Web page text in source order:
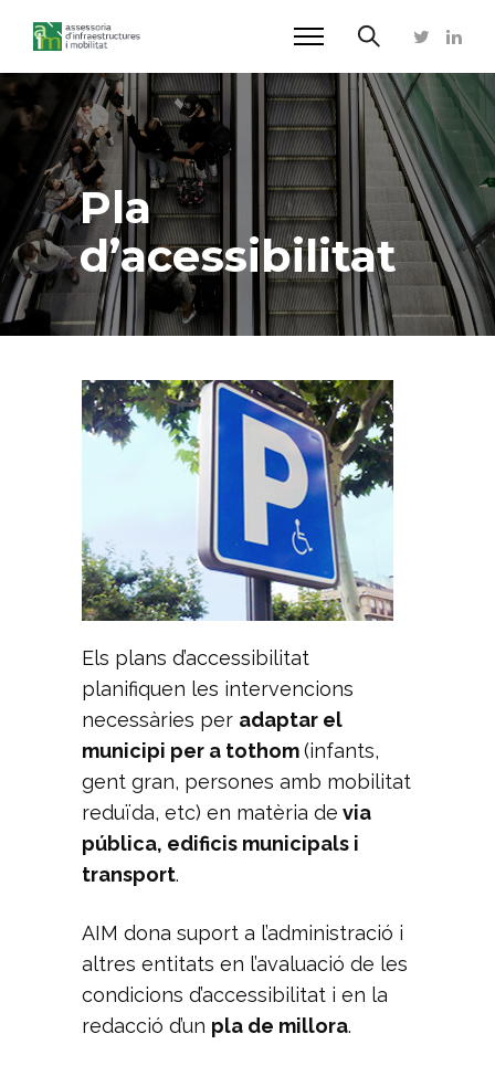
Pla
d’acessibilitat
Els plans d’accessibilitat
planifiquen les intervencions
necessàries per adaptar el
municipi per a tothom(infants,
gent gran, persones amb mobilitat
reduïda, etc) en matèria de via
pública, edificis municipals i
transport.
AIM dona suport a l’administració i
altres entitats en l’avaluació de les
condicions d’accessibilitat i en la
redacció d’un pla de millora.